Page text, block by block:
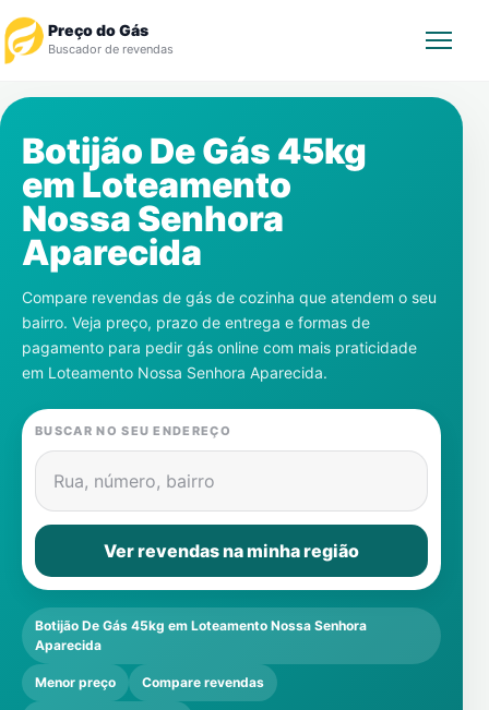
Preço do Gás
Buscador de revendas
Revendedor
Notícias
Cadastre-se
Gás
Botijão De Gás 45kg
em Loteamento
Nossa Senhora
Aparecida
Compare revendas de gás de cozinha que atendem o seu
bairro. Veja preço, prazo de entrega e formas de
pagamento para pedir gás online com mais praticidade
em Loteamento Nossa Senhora Aparecida.
BUSCAR NO SEU ENDEREÇO
Rua, número, bairro
Ver revendas na minha região
Botijão De Gás 45kg em Loteamento Nossa Senhora
Aparecida
Menor preço Compare revendas